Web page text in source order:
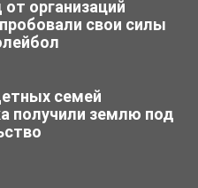
организаций
свои силы
семей
получили землю под